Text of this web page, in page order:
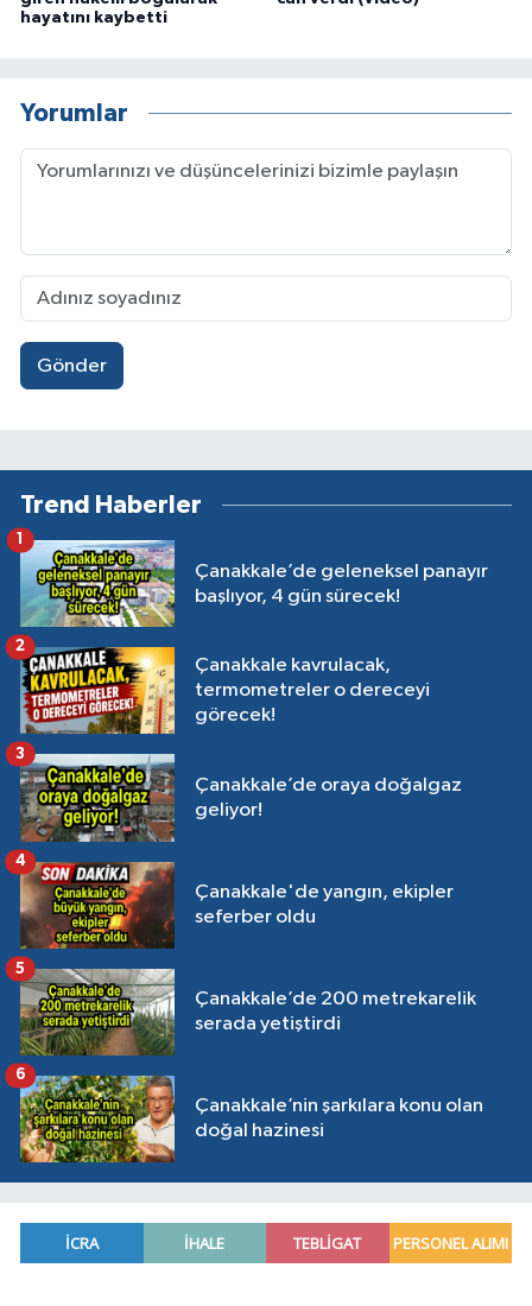
hayatını kaybetti
Yorumlar
Gönder
Trend Haberler
Çanakkale’de geleneksel panayır
başlıyor, 4 gün sürecek!
Çanakkale kavrulacak,
termometreler o dereceyi
görecek!
2
Çanakkale’de oraya doğalgaz
geliyor!
3
Çanakkale'de yangın, ekipler
seferber oldu
4
Çanakkale’de 200 metrekarelik
serada yetiştirdi
5
Çanakkale’nin şarkılara konu olan
doğal hazinesi
6